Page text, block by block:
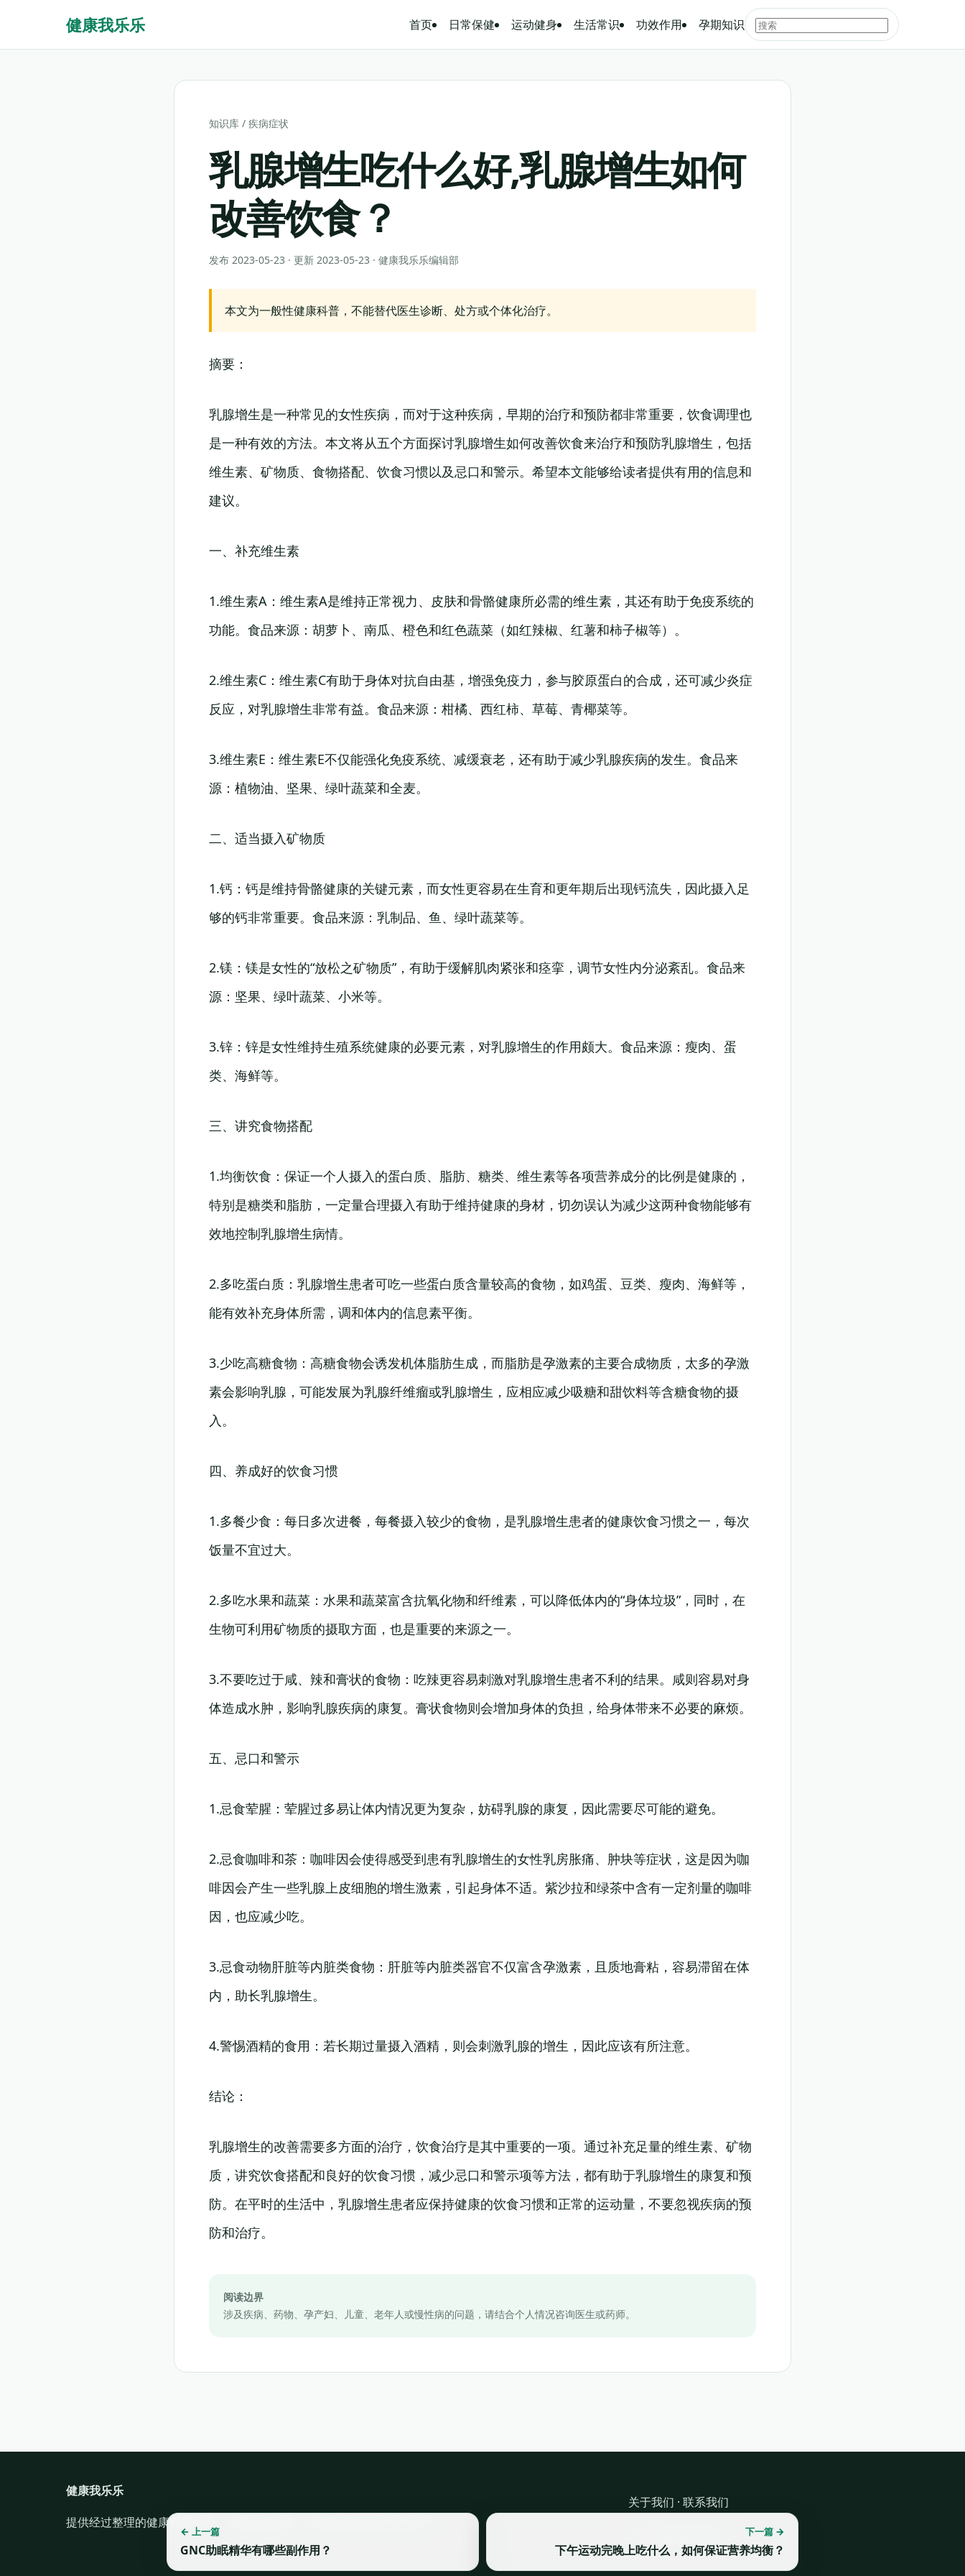
健康我乐乐 首页 日常保健 运动健身 生活常识 功效作用 孕期知识
知识库 / 疾病症状
乳腺增生吃什么好,乳腺增生如何
改善饮食？
发布 2023-05-23 · 更新 2023-05-23 · 健康我乐乐编辑部
本文为一般性健康科普，不能替代医生诊断、处方或个体化治疗。
摘要：
乳腺增生是一种常见的女性疾病，而对于这种疾病，早期的治疗和预防都非常重要，饮食调理也
是一种有效的方法。本文将从五个方面探讨乳腺增生如何改善饮食来治疗和预防乳腺增生，包括
维生素、矿物质、食物搭配、饮食习惯以及忌口和警示。希望本文能够给读者提供有用的信息和
建议。
一、补充维生素
1.维生素A：维生素A是维持正常视力、皮肤和骨骼健康所必需的维生素，其还有助于免疫系统的
功能。食品来源：胡萝卜、南瓜、橙色和红色蔬菜（如红辣椒、红薯和柿子椒等）。
2.维生素C：维生素C有助于身体对抗自由基，增强免疫力，参与胶原蛋白的合成，还可减少炎症
反应，对乳腺增生非常有益。食品来源：柑橘、西红柿、草莓、青椰菜等。
3.维生素E：维生素E不仅能强化免疫系统、减缓衰老，还有助于减少乳腺疾病的发生。食品来
源：植物油、坚果、绿叶蔬菜和全麦。
二、适当摄入矿物质
1.钙：钙是维持骨骼健康的关键元素，而女性更容易在生育和更年期后出现钙流失，因此摄入足
够的钙非常重要。食品来源：乳制品、鱼、绿叶蔬菜等。
2.镁：镁是女性的“放松之矿物质”，有助于缓解肌肉紧张和痉挛，调节女性内分泌紊乱。食品来
源：坚果、绿叶蔬菜、小米等。
3.锌：锌是女性维持生殖系统健康的必要元素，对乳腺增生的作用颇大。食品来源：瘦肉、蛋
类、海鲜等。
三、讲究食物搭配
1.均衡饮食：保证一个人摄入的蛋白质、脂肪、糖类、维生素等各项营养成分的比例是健康的，
特别是糖类和脂肪，一定量合理摄入有助于维持健康的身材，切勿误认为减少这两种食物能够有
效地控制乳腺增生病情。
2.多吃蛋白质：乳腺增生患者可吃一些蛋白质含量较高的食物，如鸡蛋、豆类、瘦肉、海鲜等，
能有效补充身体所需，调和体内的信息素平衡。
3.少吃高糖食物：高糖食物会诱发机体脂肪生成，而脂肪是孕激素的主要合成物质，太多的孕激
素会影响乳腺，可能发展为乳腺纤维瘤或乳腺增生，应相应减少吸糖和甜饮料等含糖食物的摄
入。
四、养成好的饮食习惯
1.多餐少食：每日多次进餐，每餐摄入较少的食物，是乳腺增生患者的健康饮食习惯之一，每次
饭量不宜过大。
2.多吃水果和蔬菜：水果和蔬菜富含抗氧化物和纤维素，可以降低体内的“身体垃圾”，同时，在
生物可利用矿物质的摄取方面，也是重要的来源之一。
3.不要吃过于咸、辣和膏状的食物：吃辣更容易刺激对乳腺增生患者不利的结果。咸则容易对身
体造成水肿，影响乳腺疾病的康复。膏状食物则会增加身体的负担，给身体带来不必要的麻烦。
五、忌口和警示
1.忌食荤腥：荤腥过多易让体内情况更为复杂，妨碍乳腺的康复，因此需要尽可能的避免。
2.忌食咖啡和茶：咖啡因会使得感受到患有乳腺增生的女性乳房胀痛、肿块等症状，这是因为咖
啡因会产生一些乳腺上皮细胞的增生激素，引起身体不适。紫沙拉和绿茶中含有一定剂量的咖啡
因，也应减少吃。
3.忌食动物肝脏等内脏类食物：肝脏等内脏类器官不仅富含孕激素，且质地膏粘，容易滞留在体
内，助长乳腺增生。
4.警惕酒精的食用：若长期过量摄入酒精，则会刺激乳腺的增生，因此应该有所注意。
结论：
乳腺增生的改善需要多方面的治疗，饮食治疗是其中重要的一项。通过补充足量的维生素、矿物
质，讲究饮食搭配和良好的饮食习惯，减少忌口和警示项等方法，都有助于乳腺增生的康复和预
防。在平时的生活中，乳腺增生患者应保持健康的饮食习惯和正常的运动量，不要忽视疾病的预
防和治疗。
阅读边界
涉及疾病、药物、孕产妇、儿童、老年人或慢性病的问题，请结合个人情况咨询医生或药师。
← 上一篇
GNC助眠精华有哪些副作用？
下一篇 →
下午运动完晚上吃什么，如何保证营养均衡？
健康我乐乐
提供经过整理的健康科普信息。内容仅供参考，不能替代医生诊断和治疗。
关于我们 ·联系我们